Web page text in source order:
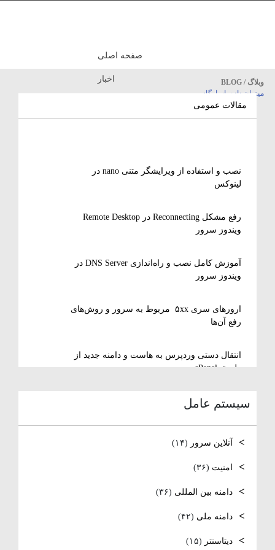
وبلاگ / BLOG
میزبان داده پاسارگاد
صفحه اصلی
اخبار
مقالات عمومی
نصب و استفاده از ویرایشگر متنی nano در
لینوکس
رفع مشکل Reconnecting در Remote Desktop
ویندوز سرور
آموزش کامل نصب و راه‌اندازی DNS Server در
ویندوز سرور
ارورهای سری ۵xx مربوط به سرور و روش‌های
رفع آن‌ها
انتقال دستی وردپرس به هاست و دامنه جدید از
طریق cPanel
نصب و راه اندازی NTP
سیستم عامل
آنلاین سرور (۱۴)
امنیت(۳۶)
دامنه بین المللی(۳۶)
دامنه ملی(۴۲)
دیتاسنتر(۱۵)